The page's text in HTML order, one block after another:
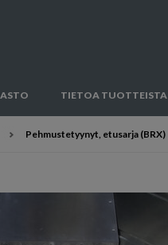
TIETOA TUOTTEISTA
Pehmustetyynyt, etusarja (BRX)